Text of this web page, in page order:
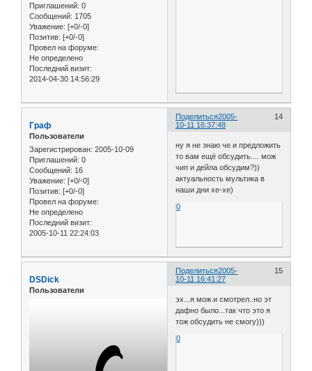
Приглашений: 0
Сообщений: 1705
Уважение: [+0/-0]
Позитив: [+0/-0]
Провел на форуме:
Не определено
Последний визит:
2014-04-30 14:56:29
Поделиться 14
2005-
10-11 16:37:48
Граф
Пользователи
Зарегистрирован: 2005-10-09
Приглашений: 0
Сообщений: 16
Уважение: [+0/-0]
Позитив: [+0/-0]
Провел на форуме:
Не определено
Последний визит:
2005-10-11 22:24:03
ну я не знаю че и предложить
то вам ещё обсудить.... мож
чип и дейла обсудим?))
актуальность мультика в
наши дни хе-хе)
0
Поделиться 15
2005-
10-11 16:41:27
DSDick
Пользователи
эх...я мож и смотрел..но эт
дафно было...так что это я
тож обсудить не смогу)))
0